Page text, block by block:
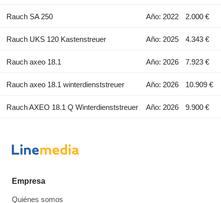
Rauch SA 250 Año: 2022 2.000 €
Rauch UKS 120 Kastenstreuer Año: 2025 4.343 €
Rauch axeo 18.1 Año: 2026 7.923 €
Rauch axeo 18.1 winterdienststreuer Año: 2026 10.909 €
Rauch AXEO 18.1 Q Winterdienststreuer Año: 2026 9.900 €
Empresa
Quiénes somos